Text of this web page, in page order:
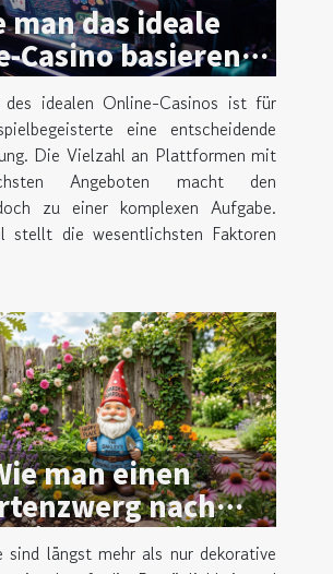
man das ideale
Casino basierend
auswählt
des idealen Online-Casinos ist für
eine entscheidende
Die Vielzahl an Plattformen mit
Angeboten macht den
zu einer komplexen Aufgabe.
stellt die wesentlichsten Faktoren
man einen
nach
Vorlieben
sind längst mehr als nur dekorative